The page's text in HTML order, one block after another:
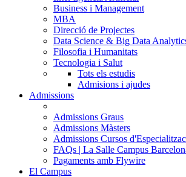
Business i Management
MBA
Direcció de Projectes
Data Science & Big Data
Filosofia i Humanitats
Tecnologia i Salut
Tots els estudis
Admisions i ajudes
Admissions
Admissions Graus
Admissions Màsters
Admissions Cursos
FAQs | La Salle Campus
Pagaments amb Flywire
El Campus